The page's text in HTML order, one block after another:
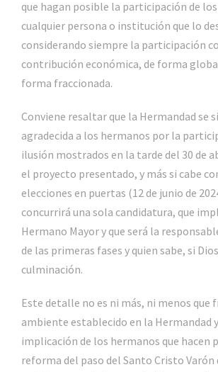
que hagan posible la participación de
cualquier persona o institución que lo
considerando siempre la participación
contribución económica, de forma
forma fraccionada.
Conviene resaltar que la Hermandad se
agradecida a los hermanos por la
ilusión mostrados en la tarde del 30 de
el proyecto presentado, y más si cabe
elecciones en puertas (12 de junio de
concurrirá una sola candidatura, que
Hermano Mayor y que será la
de las primeras fases y quien sabe, si
culminación.
Este detalle no es ni más, ni menos que
ambiente establecido en la Hermandad
implicación de los hermanos que hacen
reforma del paso del Santo Cristo Varón